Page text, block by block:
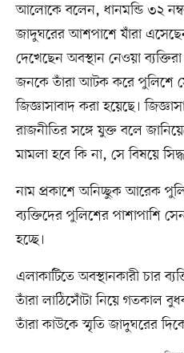
আলোকে বলেন, ধানমন্ডি ৩২
জাদুঘরের আশপাশে যাঁরা
দেখেছেন অবস্থান নেওয়া
জনকে তাঁরা আটক করে পুলিশে
জিজ্ঞাসাবাদ করা হয়েছে।
রাজনীতির সঙ্গে যুক্ত বলে
মামলা হবে কি না, সে বিষয়ে
নাম প্রকাশে অনিচ্ছুক আরেক
ব্যক্তিদের পুলিশের পাশাপাশি
হচ্ছে।
এলাকাটিতে অবস্থানকারী চার
তাঁরা লাঠিসোঁটা নিয়ে গতকাল
তাঁরা কাউকে স্মৃতি জাদুঘরের